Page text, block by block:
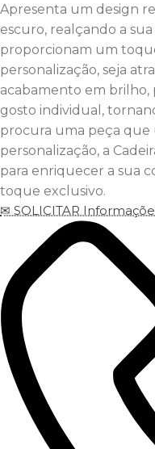
Apresenta um design
escuro, realçando a
proporcionam um
personalização, seja
acabamento em brilho,
gosto individual,
procura uma peça que
personalização, a
para enriquecer a sua
toque exclusivo.
✉ SOLICITAR